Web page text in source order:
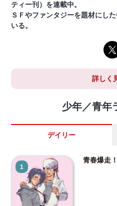
ティー刊）を連載中。
ＳＦやファンタジーを題材にし
いる。
詳しく
少年／青年
デイリー
1
青春爆走！